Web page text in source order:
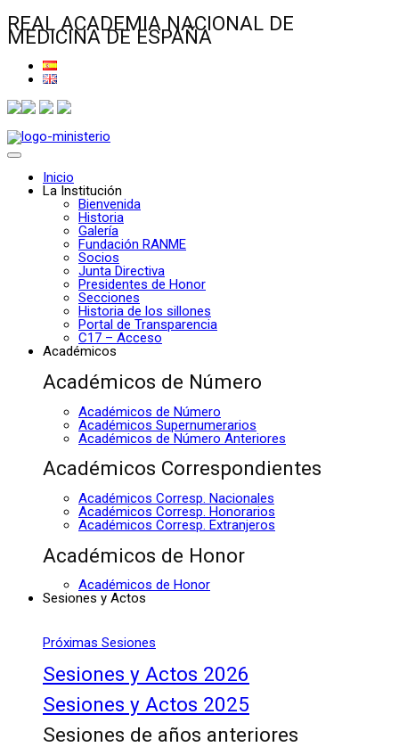
REAL ACADEMIA NACIONAL DE
MEDICINA DE ESPAÑA
Inicio
La Institución
Bienvenida
Historia
Galería
Fundación RANME
Socios
Junta Directiva
Presidentes de Honor
Secciones
Historia de los sillones
Portal de Transparencia
C17 – Acceso
Académicos
Académicos de Número
Académicos de Número
Académicos Supernumerarios
Académicos de Número Anteriores
Académicos Correspondientes
Académicos Corresp. Nacionales
Académicos Corresp. Honorarios
Académicos Corresp. Extranjeros
Académicos de Honor
Académicos de Honor
Sesiones y Actos
Próximas Sesiones
Sesiones y Actos 2026
Sesiones y Actos 2025
Sesiones de años anteriores